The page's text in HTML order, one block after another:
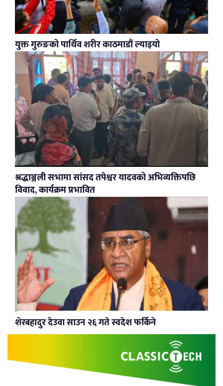
युक्त गुरुङको पार्थिव शरीर काठमाडौं ल्याइयो
श्रद्धाञ्जली सभामा सांसद तपेश्वर यादवको अभिव्यक्तिपछि
विवाद, कार्यक्रम प्रभावित
शेरबहादुर देउवा साउन २६ गते स्वदेश फर्किने